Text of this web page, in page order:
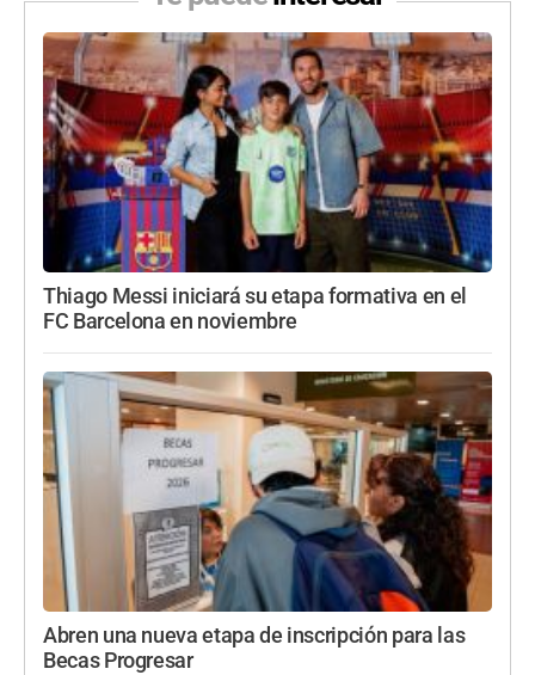
Thiago Messi iniciará su etapa formativa en el
FC Barcelona en noviembre
Abren una nueva etapa de inscripción para las
Becas Progresar